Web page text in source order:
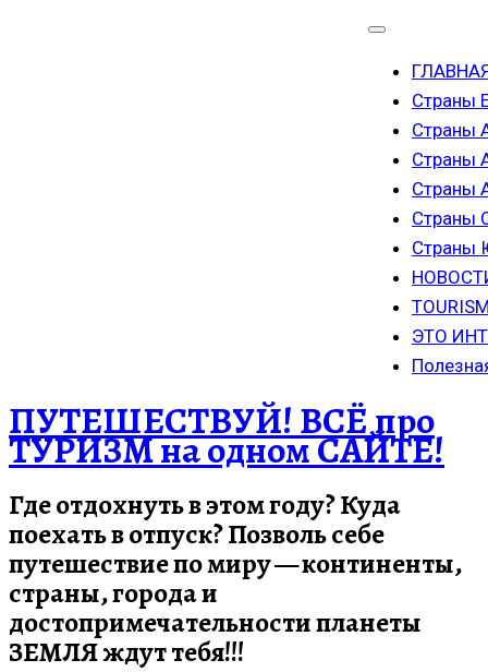
Страны
Страны
Страны
Страны
Страны
Страны
ЭТО
ПУТЕШЕСТВУЙ! ВСЁ про
ТУРИЗМ на одном САЙТЕ!
Где отдохнуть в этом году? Куда
поехать в отпуск? Позволь себе
путешествие по миру — континенты,
страны, города и
достопримечательности планеты
ЗЕМЛЯ ждут тебя!!!